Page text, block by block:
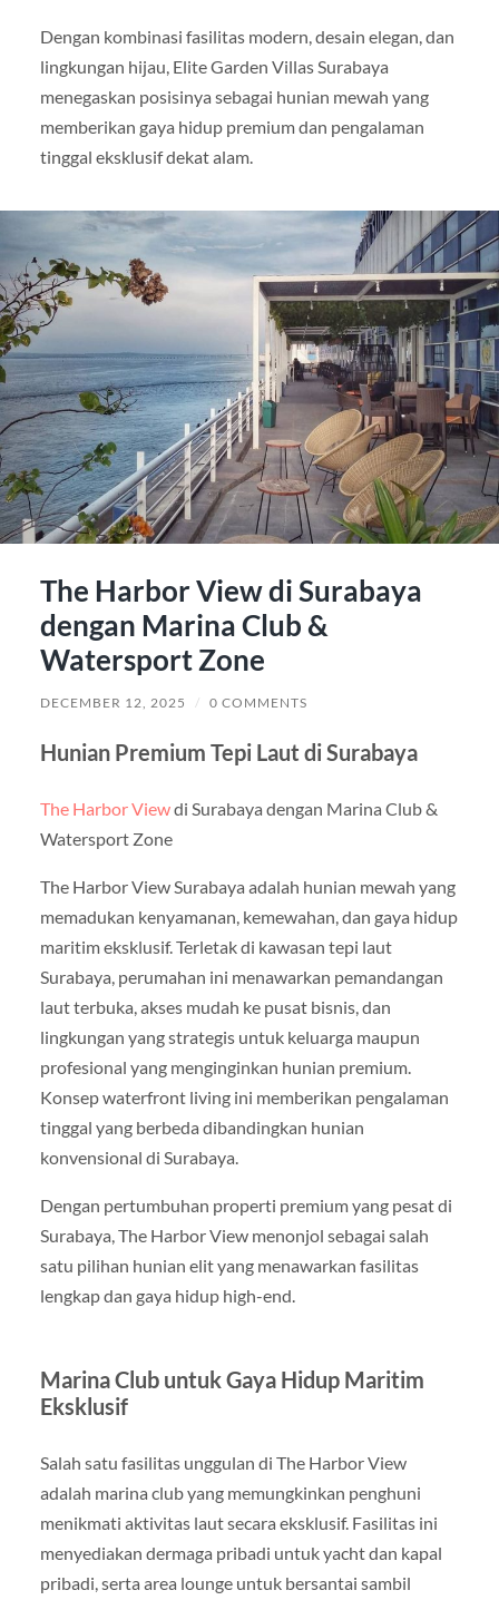
Dengan kombinasi fasilitas modern, desain elegan, dan
lingkungan hijau, Elite Garden Villas Surabaya
menegaskan posisinya sebagai hunian mewah yang
memberikan gaya hidup premium dan pengalaman
tinggal eksklusif dekat alam.
The Harbor View di Surabaya
dengan Marina Club &
Watersport Zone
DECEMBER 12, 2025 / 0 COMMENTS
Hunian Premium Tepi Laut di Surabaya
The Harbor Viewdi Surabaya dengan Marina Club &
Watersport Zone
The Harbor View Surabaya adalah hunian mewah yang
memadukan kenyamanan, kemewahan, dan gaya hidup
maritim eksklusif. Terletak di kawasan tepi laut
Surabaya, perumahan ini menawarkan pemandangan
laut terbuka, akses mudah ke pusat bisnis, dan
lingkungan yang strategis untuk keluarga maupun
profesional yang menginginkan hunian premium.
Konsep waterfront living ini memberikan pengalaman
tinggal yang berbeda dibandingkan hunian
konvensional di Surabaya.
Dengan pertumbuhan properti premium yang pesat di
Surabaya, The Harbor View menonjol sebagai salah
satu pilihan hunian elit yang menawarkan fasilitas
lengkap dan gaya hidup high-end.
Marina Club untuk Gaya Hidup Maritim
Eksklusif
Salah satu fasilitas unggulan di The Harbor View
adalah marina club yang memungkinkan penghuni
menikmati aktivitas laut secara eksklusif. Fasilitas ini
menyediakan dermaga pribadi untuk yacht dan kapal
pribadi, serta area lounge untuk bersantai sambil